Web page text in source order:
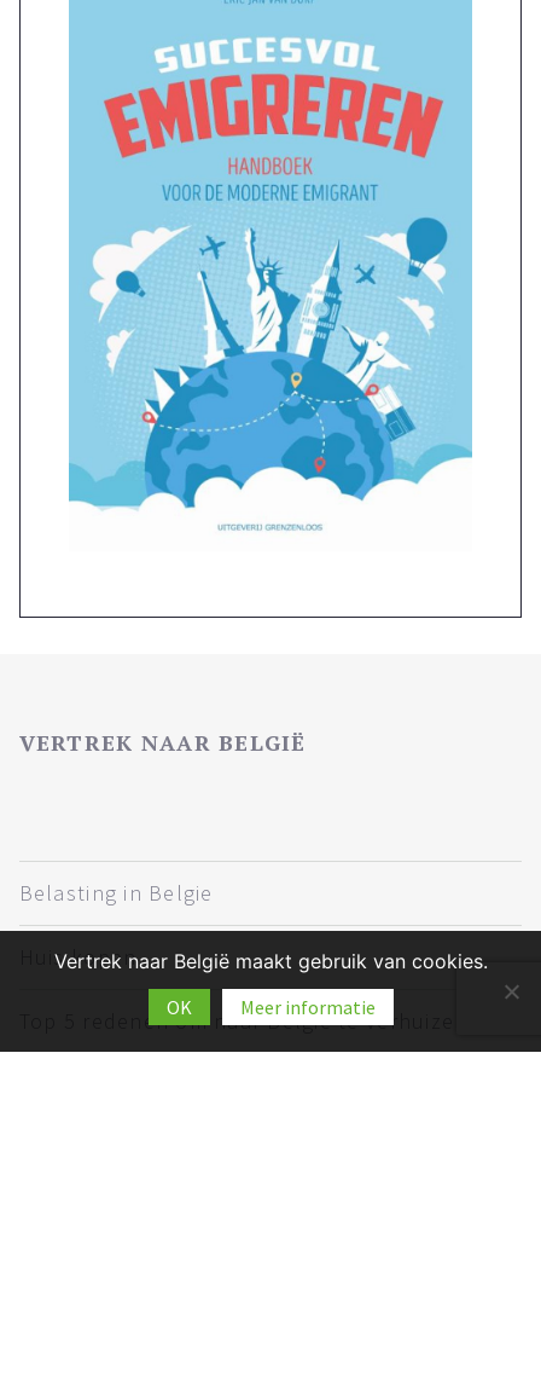
VERTREK NAAR BELGIË
Belasting in Belgie
Huis kopen
Top 5 redenen om naar België te verhuizen
Vertrek naar België maakt gebruik van cookies.
OK
Meer informatie